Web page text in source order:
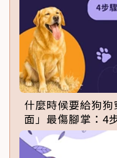
什麼時候要給狗
面」最傷腳掌：4